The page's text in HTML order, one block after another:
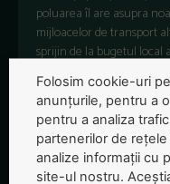
poluarea îl are asupra
mijloacelor de transport
sprijin de la bugetul local
Citește și:
Pistele de biciclete, de la
PNRR și până la
Folosim cookie-uri
anunțurile, pentru a
pentru a analiza
partenerilor de
analize informații cu
site-ul nostru.